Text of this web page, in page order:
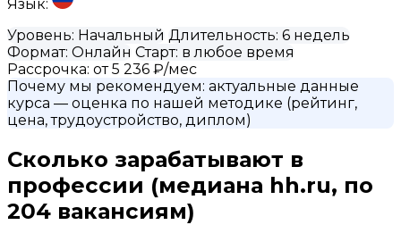
Язык:
Уровень: Начальный Длительность: 6 недель
Формат: Онлайн Старт: в любое время
Рассрочка: от 5 236 ₽/мес
Почему мы рекомендуем: актуальные данные
курса — оценка по нашей методике (рейтинг,
цена, трудоустройство, диплом)
Сколько зарабатывают в
профессии (медиана hh.ru, по
204 вакансиям)